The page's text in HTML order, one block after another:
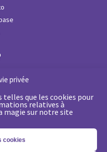
privée
que les cookies pour
relatives à
magie sur notre site
cookies